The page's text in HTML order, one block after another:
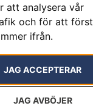
att analysera vår
och för att
ifrån.
JAG ACCEPTERAR
JAG AVBÖJER